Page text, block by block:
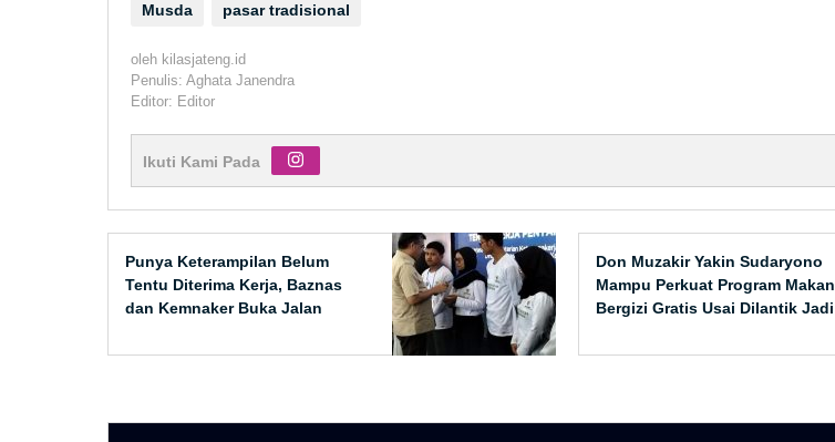
Musda pasar tradisional
oleh kilasjateng.id
Penulis: Aghata Janendra
Editor: Editor
Ikuti Kami Pada
Punya Keterampilan Belum
Tentu Diterima Kerja, Baznas
dan Kemnaker Buka Jalan
Menuju Dunia Kerja
Don Muzakir Yakin Sudaryono
Mampu Perkuat Program Makan
Bergizi Gratis Usai Dilantik Jadi